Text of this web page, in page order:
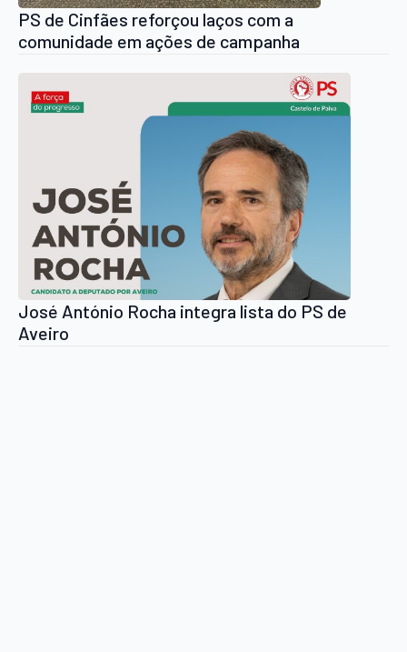
PS de Cinfães reforçou laços com a
comunidade em ações de campanha
José António Rocha integra lista do PS de
Aveiro